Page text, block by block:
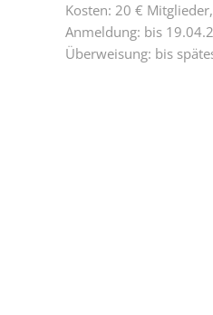
Kosten: 20 € Mitglieder,
Anmeldung: bis
Überweisung: bis